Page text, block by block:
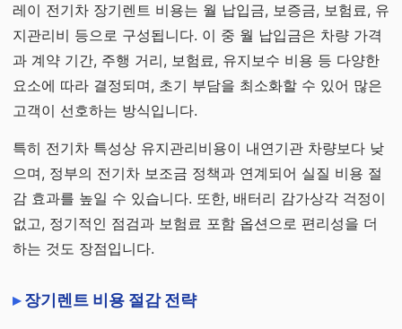
레이 전기차 장기렌트 비용는 월 납입금, 보증금, 보험료, 유
지관리비 등으로 구성됩니다. 이 중 월 납입금은 차량 가격
과 계약 기간, 주행 거리, 보험료, 유지보수 비용 등 다양한
요소에 따라 결정되며, 초기 부담을 최소화할 수 있어 많은
고객이 선호하는 방식입니다.
특히 전기차 특성상 유지관리비용이 내연기관 차량보다 낮
으며, 정부의 전기차 보조금 정책과 연계되어 실질 비용 절
감 효과를 높일 수 있습니다. 또한, 배터리 감가상각 걱정이
없고, 정기적인 점검과 보험료 포함 옵션으로 편리성을 더
하는 것도 장점입니다.
장기렌트 비용 절감 전략